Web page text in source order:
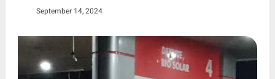
September 14, 2024